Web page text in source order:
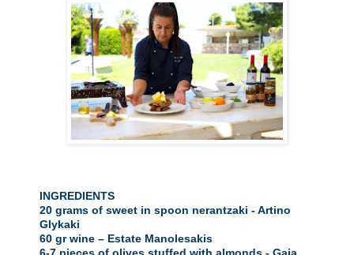
INGREDIENTS
20 grams of sweet in spoon nerantzaki - Artino
Glykaki
60 gr wine – Estate Manolesakis